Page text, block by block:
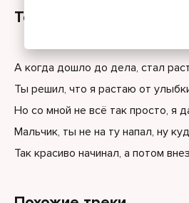
Текст песни
А когда дошло до дела, стал
Ты решил, что я растаю от
Но со мной не всё так просто, я
Мальчик, ты не на ту напал, ну
Так красиво начинал, а потом